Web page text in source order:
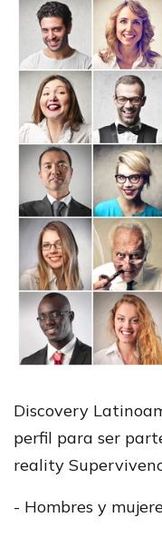
Discovery
perfil para ser
reality
- Hombres y